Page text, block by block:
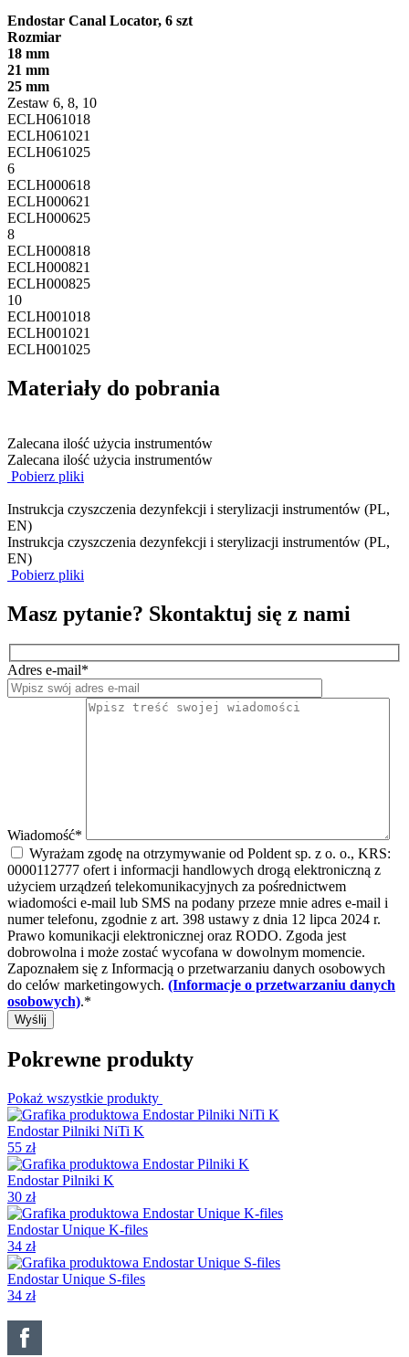
Endostar Canal Locator, 6 szt
Rozmiar
18 mm
21 mm
25 mm
Zestaw 6, 8, 10
ECLH061018
ECLH061021
ECLH061025
6
ECLH000618
ECLH000621
ECLH000625
8
ECLH000818
ECLH000821
ECLH000825
10
ECLH001018
ECLH001021
ECLH001025
Materiały do pobrania
Zalecana ilość użycia instrumentów
Zalecana ilość użycia instrumentów
Pobierz pliki
Instrukcja czyszczenia dezynfekcji i sterylizacji instrumentów (PL,
EN)
Instrukcja czyszczenia dezynfekcji i sterylizacji instrumentów (PL,
EN)
Pobierz pliki
Masz pytanie? Skontaktuj się z nami
Adres e-mail*
Wiadomość*
Wyrażam zgodę na otrzymywanie od Poldent sp. z o. o., KRS:
0000112777 ofert i informacji handlowych drogą elektroniczną z
użyciem urządzeń telekomunikacyjnych za pośrednictwem
wiadomości e-mail lub SMS na podany przeze mnie adres e-mail i
numer telefonu, zgodnie z art. 398 ustawy z dnia 12 lipca 2024 r.
Prawo komunikacji elektronicznej oraz RODO. Zgoda jest
dobrowolna i może zostać wycofana w dowolnym momencie.
Zapoznałem się z Informacją o przetwarzaniu danych osobowych
do celów marketingowych. (Informacje o przetwarzaniu danych
osobowych).*
Pokrewne produkty
Pokaż wszystkie produkty
Endostar Pilniki NiTi K
55 zł
Endostar Pilniki K
30 zł
Endostar Unique K-files
34 zł
Endostar Unique S-files
34 zł